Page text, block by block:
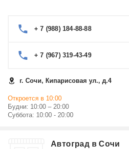
+ 7 (988) 184-88-88
+ 7 (967) 319-43-49
г. Сочи, Кипарисовая ул., д.4
Откроется в 10:00
Будни: 10:00 – 20:00
Суббота: 10:00 - 20:00
Автоград в Сочи